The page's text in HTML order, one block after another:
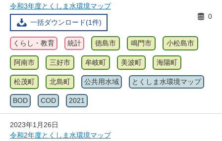
令和3年度とくしま水環境マップ
一括ダウンロード(1件)
0
くらし・教育 統計 徳島市 鳴門市 小松島市
阿南市 三好市 牟岐町 美波町 海陽町
松茂町 北島町 公共用水域 とくしま水環境マップ
BOD COD 2021
2023年1月26日
令和2年度とくしま水環境マップ